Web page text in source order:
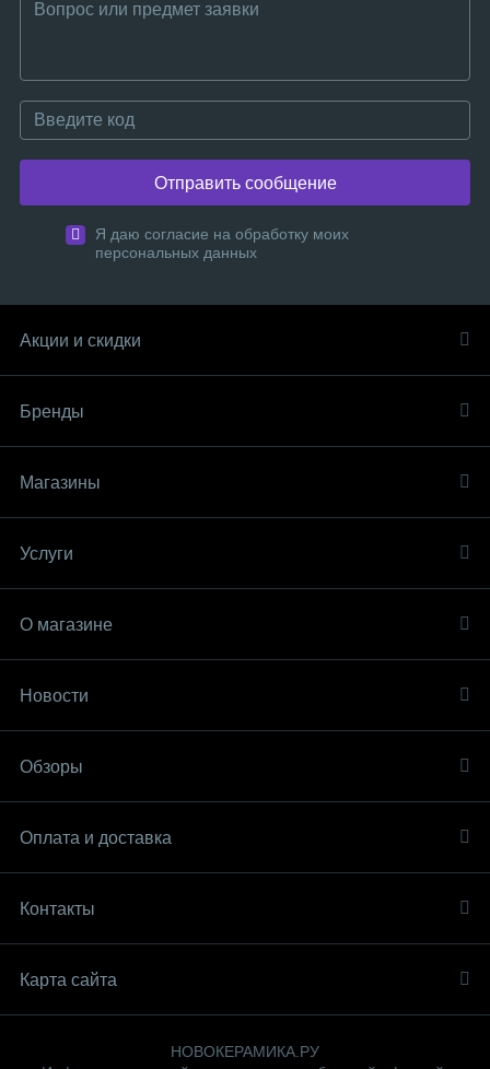
Отправить сообщение
Я даю согласие на обработку моих
персональных данных
Акции и скидки
Бренды
Магазины
Услуги
О магазине
Новости
Обзоры
Оплата и доставка
Контакты
Карта сайта
НОВОКЕРАМИКА.РУ